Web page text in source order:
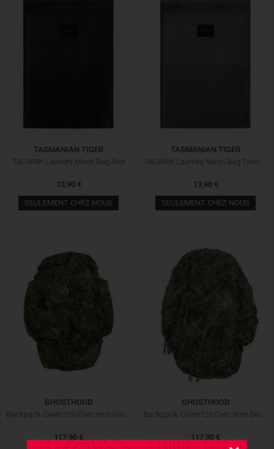
TASMANIAN TIGER
TACWRK Laundry Mesh Bag Noir
13,90 €
SEULEMENT CHEZ NOUS
TASMANIAN TIGER
TACWRK Laundry Mesh Bag Titan Grey
13,90 €
SEULEMENT CHEZ NOUS
GHOSTHOOD
Backpack-Cover120 Concamo Green
117,90 €
GHOSTHOOD
Backpack-Cover120 Concamo Beige
117,90 €